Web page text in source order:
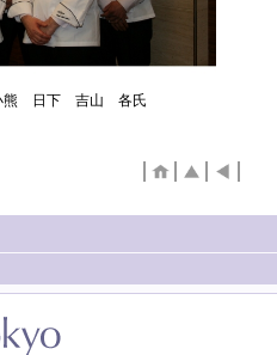
熊 日下 吉山 各氏